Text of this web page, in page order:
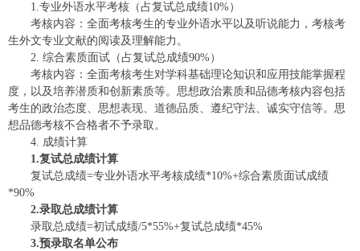
1.专业外语水平考核（占复试总成绩10%）
考核内容：全面考核考生的专业外语水平以及听说能力，考核考
生外文专业文献的阅读及理解能力。
2. 综合素质面试（占复试总成绩90%）
考核内容：全面考核考生对学科基础理论知识和应用技能掌握程
度，以及培养潜质和创新素质等。思想政治素质和品德考核内容包括
考生的政治态度、思想表现、道德品质、遵纪守法、诚实守信等。思
想品德考核不合格者不予录取。
4. 成绩计算
1.复试总成绩计算
复试总成绩=专业外语水平考核成绩*10%+综合素质面试成绩
*90%
2.录取总成绩计算
录取总成绩=初试成绩/5*55%+复试总成绩*45%
3.预录取名单公布